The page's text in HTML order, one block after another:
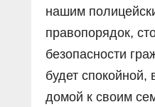
нашим
правопорядок,
безопасности
будет спокойной,
домой к своим